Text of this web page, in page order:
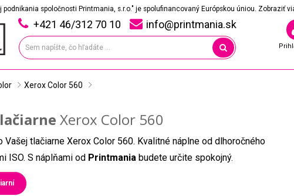
podnikania spoločnosti Printmania, s.r.o." je spolufinancovaný Európskou úniou. Zobraziť
+421 46/312 70 10 info@printmania.sk
Xerox Color 560
Xerox Color 560
Vašej tlačiarne Xerox Color 560. Kvalitné náplne od dlhoročného
ISO. S náplňami od Printmania budete určite spokojný.